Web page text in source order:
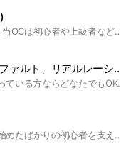
湾岸ミッドナイト6RRのOCです 当OCは初心者や上級者など問わず意見を交わし合う為のものです❕RMTは御遠慮ください。 ※雑談がかなり多いです。通知offを推奨しています
リアルレーシング、カーパーキング、Forza horizon、
asphalt8含むレースゲームをやっている方ならどなたでもOKです！色んなことについて話しましょう！ #アスファルト8 #asphalt #レース #ゲーム #asphalt9 #車 #学生 #湾岸 #GT3 #GTS #アサルトレーシング #リアルレーシング #頭文字D #イニD
湾岸ミッドナイトやってる人や始めたばかりの初心者を支えてあげるグループです！